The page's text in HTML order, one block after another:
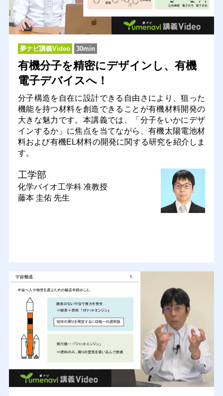
夢ナビ講義Video 30min
有機分子を精密にデザインし、有機
電子デバイスへ！
分子構造を自在に設計できる自由さにより、狙った
機能を持つ材料を創造できることが有機材料開発の
大きな魅力です。本講義では、「分子をいかにデザ
インするか」に焦点を当てながら、有機太陽電池材
料および有機EL材料の開発に関する研究を紹介しま
す。
工学部
化学バイオ工学科 准教授
藤本 圭佑 先生